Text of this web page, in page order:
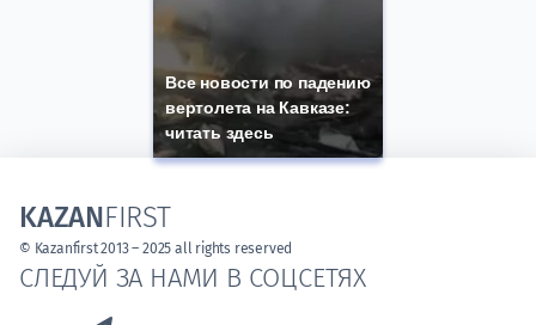
Все новости по падению
вертолета на Кавказе:
читать здесь
СЛЕДУЙ ЗА НАМИ В СОЦСЕТЯХ
KAZANFIRST
© Kazanfirst 2013 – 2025 all rights reserved